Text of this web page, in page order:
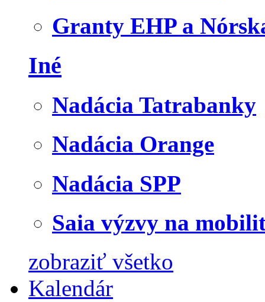
Granty EHP a
Iné
Nadácia Tatrabanky
Nadácia Orange
Nadácia SPP
Saia výzvy na
zobraziť všetko
Kalendár